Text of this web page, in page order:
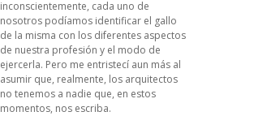
inconscientemente, cada uno de
nosotros podíamos identificar el gallo
de la misma con los diferentes aspectos
de nuestra profesión y el modo de
ejercerla. Pero me entristecí aun más al
asumir que, realmente, los arquitectos
no tenemos a nadie que, en estos
momentos, nos escriba.